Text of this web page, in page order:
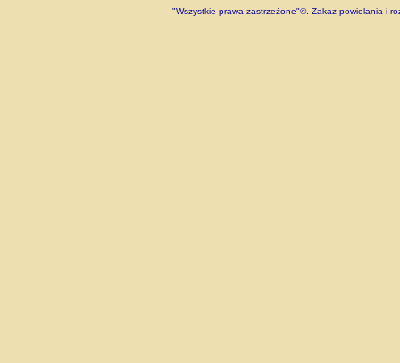
"Wszystkie prawa zastrzeżone"©. Zakaz powielania i